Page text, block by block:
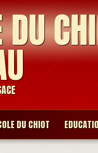
DU CHIOT